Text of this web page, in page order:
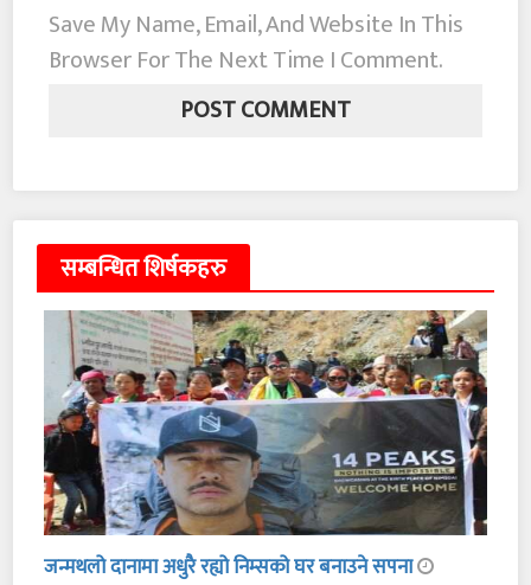
Save My Name, Email, And Website In This
Browser For The Next Time I Comment.
सम्बन्धित शिर्षकहरु
जन्मथलो दानामा अधुरै रह्यो निम्सको घर बनाउने सपना